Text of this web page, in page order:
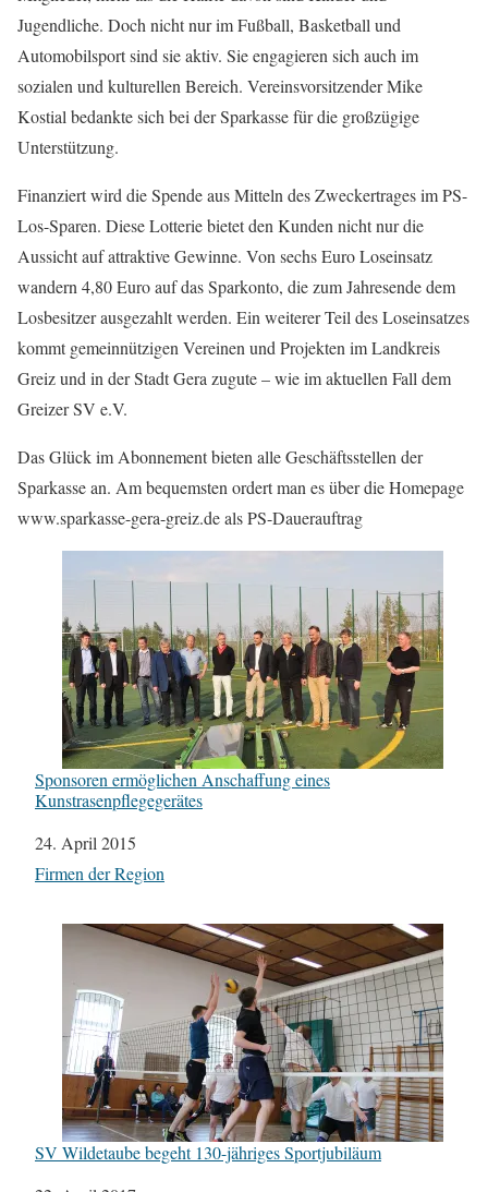
Jugendliche. Doch nicht nur im Fußball, Basketball und
Automobilsport sind sie aktiv. Sie engagieren sich auch im
sozialen und kulturellen Bereich. Vereinsvorsitzender Mike
Kostial bedankte sich bei der Sparkasse für die großzügige
Unterstützung.
Finanziert wird die Spende aus Mitteln des Zweckertrages im PS-
Los-Sparen. Diese Lotterie bietet den Kunden nicht nur die
Aussicht auf attraktive Gewinne. Von sechs Euro Loseinsatz
wandern 4,80 Euro auf das Sparkonto, die zum Jahresende dem
Losbesitzer ausgezahlt werden. Ein weiterer Teil des Loseinsatzes
kommt gemeinnützigen Vereinen und Projekten im Landkreis
Greiz und in der Stadt Gera zugute – wie im aktuellen Fall dem
Greizer SV e.V.
Das Glück im Abonnement bieten alle Geschäftsstellen der
Sparkasse an. Am bequemsten ordert man es über die Homepage
www.sparkasse-gera-greiz.de als PS-Dauerauftrag
Sponsoren ermöglichen Anschaffung eines
Kunstrasenpflegegerätes
Datum
24. April 2015
In Bezug auf
Firmen der Region
SV Wildetaube begeht 130-jähriges Sportjubiläum